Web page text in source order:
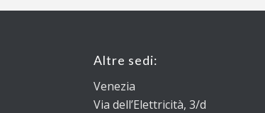
Altre sedi:
Venezia
Via dell’Elettricità, 3/d